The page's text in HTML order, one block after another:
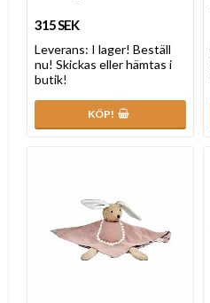
315 SEK
Leverans: I lager! Beställ
nu! Skickas eller hämtas i
butik!
KÖP!